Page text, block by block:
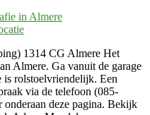
in Almere
1314 CG Almere Het
Almere. Ga vanuit de garage
is rolstoelvriendelijk. Een
via de telefoon (085-
deze pagina. Bekijk